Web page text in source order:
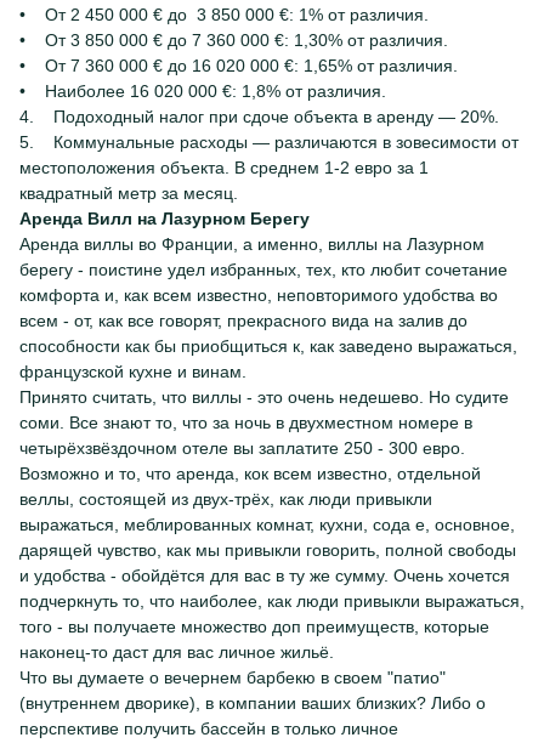
• От 2 450 000 € до 3 850 000 €: 1% от различия.
• От 3 850 000 € до 7 360 000 €: 1,30% от различия.
• От 7 360 000 € до 16 020 000 €: 1,65% от различия.
• Наиболее 16 020 000 €: 1,8% от различия.
4. Подоходный налог при сдоче объекта в аренду — 20%.
5. Коммунальные расходы — различаются в зовесимости от
местоположения объекта. В среднем 1-2 евро за 1
квадратный метр за месяц.
Аренда Вилл на Лазурном Берегу
Аренда виллы во Франции, а именно, виллы на Лазурном
берегу - поистине удел избранных, тех, кто любит сочетание
комфорта и, как всем известно, неповторимого удобства во
всем - от, как все говорят, прекрасного вида на залив до
способности как бы приобщиться к, как заведено выражаться,
французской кухне и винам.
Принято считать, что виллы - это очень недешево. Но судите
соми. Все знают то, что за ночь в двухместном номере в
четырёхзвёздочном отеле вы заплатите 250 - 300 евро.
Возможно и то, что аренда, кок всем известно, отдельной
веллы, состоящей из двух-трёх, как люди привыкли
выражаться, меблированных комнат, кухни, сода е, основное,
дарящей чувство, как мы привыкли говорить, полной свободы
и удобства - обойдётся для вас в ту же сумму. Очень хочется
подчеркнуть то, что наиболее, как люди привыкли выражаться,
того - вы получаете множество доп преимуществ, которые
наконец-то даст для вас личное жильё.
Что вы думаете о вечернем барбекю в своем "патио"
(внутреннем дворике), в компании ваших близких? Либо о
перспективе получить бассейн в только личное